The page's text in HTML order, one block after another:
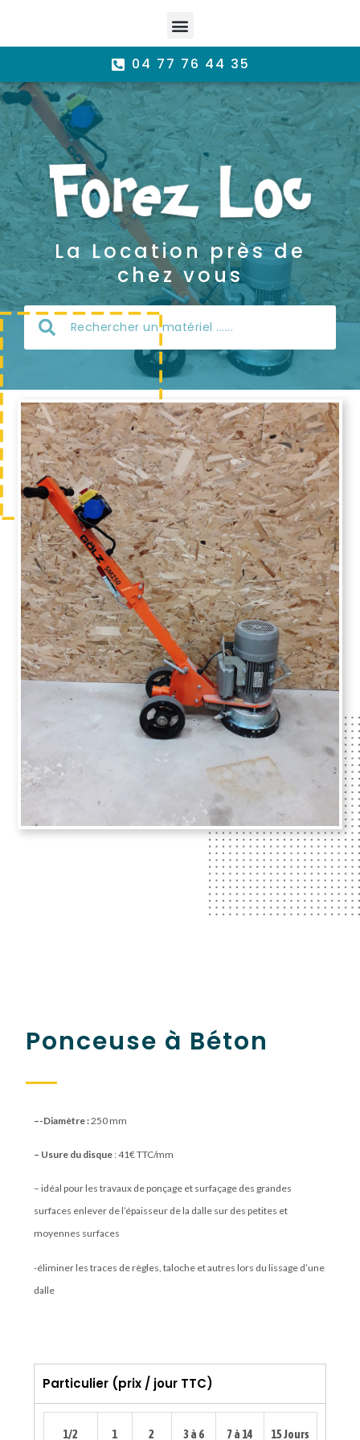
04 77 76 44 35
La Location près de
chez vous
Ponceuse à Béton
–-Diamètre :250 mm
– Usure du disque : 41€ TTC/mm
– idéal pour les travaux deponçage et surfaçage des grandes
surfaces enlever de l’épaisseur de la dalle sur des petites et
moyennes surfaces
-éliminer les traces de règles, taloche et autres lors du lissage d’une
dalle
Particulier (prix / jour TTC)
1/2 1 2 3 à 6 7 à 14 15 Jours